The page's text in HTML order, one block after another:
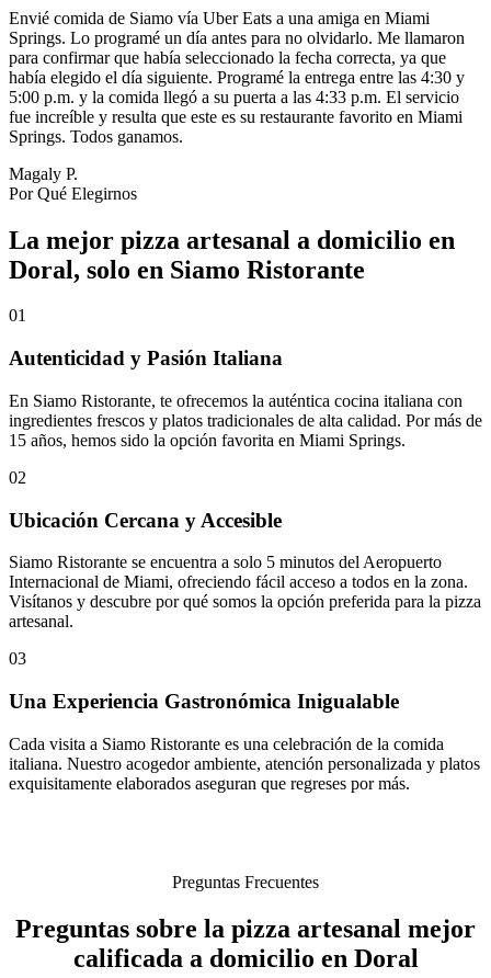
Envié comida de Siamo vía Uber Eats a una amiga en Miami
Springs. Lo programé un día antes para no olvidarlo. Me llamaron
para confirmar que había seleccionado la fecha correcta, ya que
había elegido el día siguiente. Programé la entrega entre las 4:30 y
5:00 p.m. y la comida llegó a su puerta a las 4:33 p.m. El servicio
fue increíble y resulta que este es su restaurante favorito en Miami
Springs. Todos ganamos.
Magaly P.
Por Qué Elegirnos
La mejor pizza artesanal a domicilio en
Doral, solo en Siamo Ristorante
01
Autenticidad y Pasión Italiana
En Siamo Ristorante, te ofrecemos la auténtica cocina italiana con
ingredientes frescos y platos tradicionales de alta calidad. Por más de
15 años, hemos sido la opción favorita en Miami Springs.
02
Ubicación Cercana y Accesible
Siamo Ristorante se encuentra a solo 5 minutos del Aeropuerto
Internacional de Miami, ofreciendo fácil acceso a todos en la zona.
Visítanos y descubre por qué somos la opción preferida para la pizza
artesanal.
03
Una Experiencia Gastronómica Inigualable
Cada visita a Siamo Ristorante es una celebración de la comida
italiana. Nuestro acogedor ambiente, atención personalizada y platos
exquisitamente elaborados aseguran que regreses por más.
Preguntas Frecuentes
Preguntas sobre la pizza artesanal mejor
calificada a domicilio en Doral